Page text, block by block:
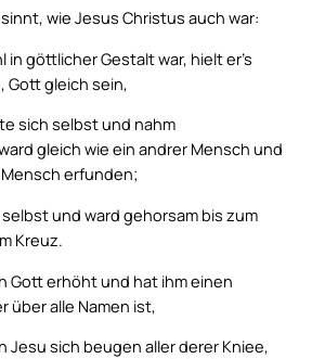
wie Jesus Christus auch war:
in göttlicher Gestalt war, hielt er’s
Gott gleich sein,
sich selbst und nahm
gleich wie ein andrer Mensch und
erfunden;
und ward gehorsam bis zum
Kreuz.
Gott erhöht und hat ihm einen
über alle Namen ist,
Jesu sich beugen aller derer Kniee,